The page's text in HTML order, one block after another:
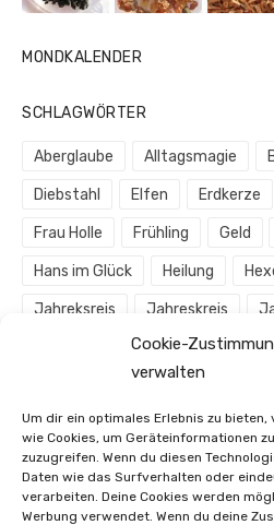
Cookie-
verwalten
Um dir ein optimales Erlebnis zu
wie Cookies, um Geräteinformationen
zuzugreifen. Wenn du diesen
Daten wie das Surfverhalten oder
verarbeiten. Deine Cookies werden
Werbung verwendet. Wenn du deine
MONDKALENDER
SCHLAGWÖRTER
Aberglaube Alltagsmagie
Diebstahl Elfen Erdkerze
Frau Holle Frühling Geld
Hans im Glück Heilung
Jahreksreis Jahreskreis
Magie Meditation
November Oktober Orakel
Prinzessin Riese Ritual
Räucherkohle Räuchern